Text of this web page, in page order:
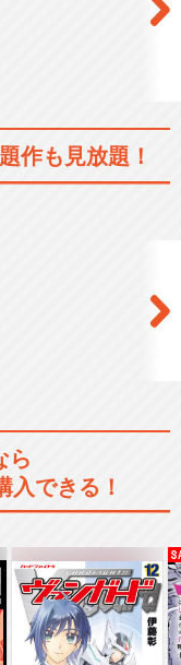
ある魔術の禁書目
ュミオンの…
の超電磁砲T
作も見放題！
ら
入できる！